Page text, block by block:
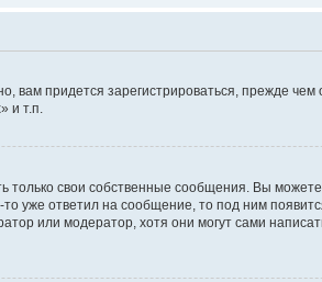
придется зарегистрироваться, прежде
и т.п.
свои собственные сообщения. Вы
уже ответил на сообщение, то под ним
или модератор, хотя они могут сами